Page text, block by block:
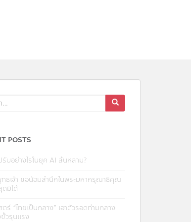
POSTS
บอย่างไรในยุค AI ล้นหลาม?
ทธเจ้า ขอน้อมสำนึกในพระมหากรุณาธิคุณ
ดมิได้
ร์ “ไทยเป็นกลาง” เอาตัวรอดท่ามกลาง
วรุนแรง